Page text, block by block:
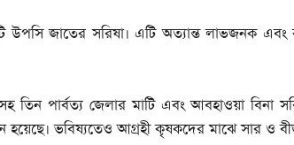
উপসি জাতের সরিষা। এটি অত্যান্ত লাভজনক
তিন পার্বত্য জেলার মাটি এবং আবহাওয়া বিনা
হয়েছে। ভবিষ্যতেও আগ্রহী কৃষকদের মাঝে সার ও